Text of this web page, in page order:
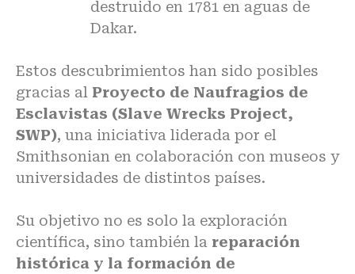
destruido en 1781 en aguas de
Dakar.
Estos descubrimientos han sido posibles
gracias al Proyecto de Naufragios de
Esclavistas (Slave Wrecks Project,
SWP), una iniciativa liderada por el
Smithsonian en colaboración con museos y
universidades de distintos países.
Su objetivo no es solo la exploración
científica, sino también la reparación
histórica y la formación de